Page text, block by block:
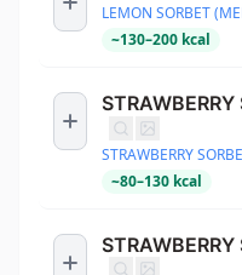
LEMON SORBET
~130–200 kcal
STRAWBERRY
~80–130 kcal